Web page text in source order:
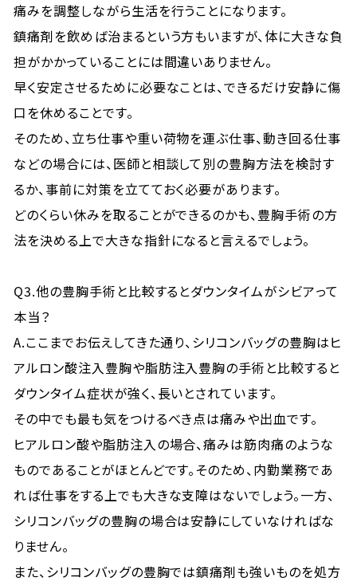
痛みを調整しながら生活を行うことになります。
鎮痛剤を飲めば治まるという方もいますが、体に大きな負
担がかかっていることには間違いありません。
早く安定させるために必要なことは、できるだけ安静に傷
口を休めることです。
そのため、立ち仕事や重い荷物を運ぶ仕事、動き回る仕事
などの場合には、医師と相談して別の豊胸方法を検討す
るか、事前に対策を立てておく必要があります。
どのくらい休みを取ることができるのかも、豊胸手術の方
法を決める上で大きな指針になると言えるでしょう。
Q3.他の豊胸手術と比較するとダウンタイムがシビアって
本当？
A.ここまでお伝えしてきた通り、シリコンバッグの豊胸はヒ
アルロン酸注入豊胸や脂肪注入豊胸の手術と比較すると
ダウンタイム症状が強く、長いとされています。
その中でも最も気をつけるべき点は痛みや出血です。
ヒアルロン酸や脂肪注入の場合、痛みは筋肉痛のような
ものであることがほとんどです。そのため、内勤業務であ
れば仕事をする上でも大きな支障はないでしょう。一方、
シリコンバッグの豊胸の場合は安静にしていなければな
りません。
また、シリコンバッグの豊胸では鎮痛剤も強いものを処方